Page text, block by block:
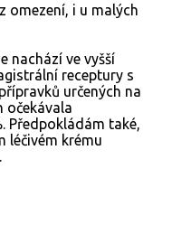
omezení, i u malých
nachází ve vyšší
receptury s
určených na
očekávala
Předpokládám také,
léčivém krému